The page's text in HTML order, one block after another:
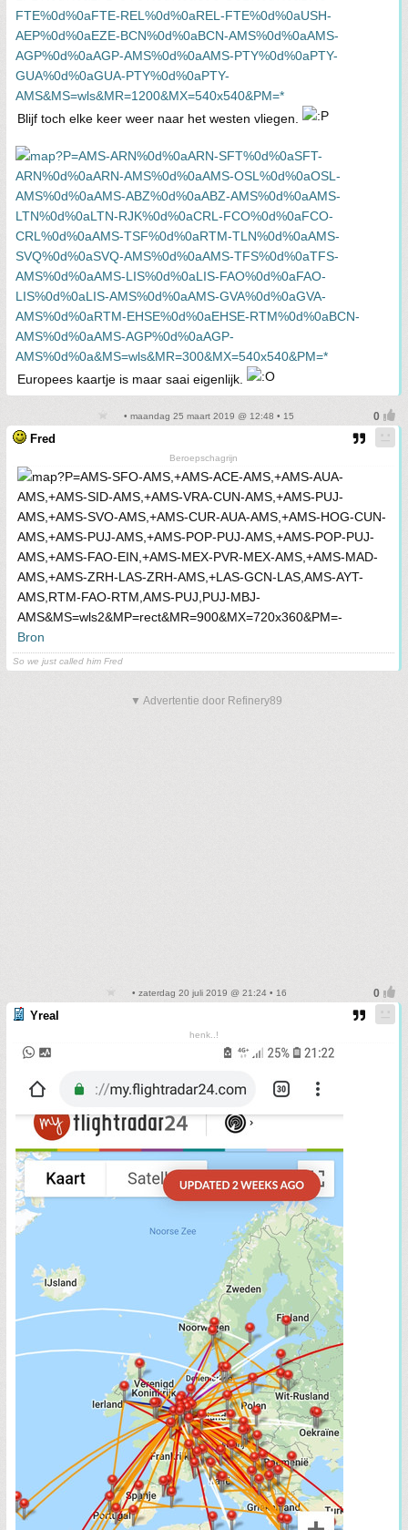
Blijf toch elke keer weer naar het westen vliegen.
Europees kaartje is maar saai eigenlijk.
• maandag 25 maart 2019 @ 12:48 • 15
Fred
Beroepschagrijn
Bron
So we just called him Fred
▼ Advertentie door Refinery89
• zaterdag 20 juli 2019 @ 21:24 • 16
Yreal
henk..!